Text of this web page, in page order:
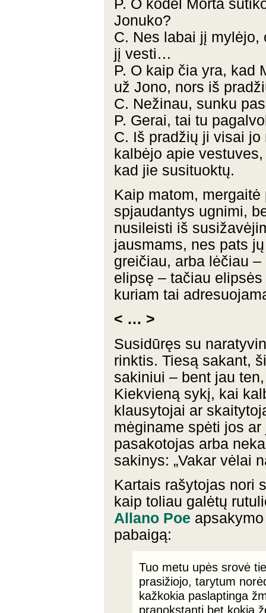
P. O kodėl Morta
Jonuko?
C. Nes labai jį mylėjo,
jį vesti…
P. O kaip čia yra, kad
už Jono, nors iš
C. Nežinau, sunku
P. Gerai, tai tu
C. Iš pradžių ji visai
kalbėjo apie
kad jie susituoktų.
Kaip matom,
spjaudantys ugnimi,
nusileisti iš
jausmams, nes pats
greičiau, arba lėčiau
elipsę – tačiau
kuriam tai
< … >
Susidūręs su
rinktis. Tiesą sakant,
sakiniui – bent jau
Kiekvieną sykį, kai
klausytojai ar
mėginame spėti jos
pasakotojas arba
sakinys: „Vakar vėlai
Kartais rašytojas nori
kaip toliau galėtų
Allano Poe apsakymo
pabaigą:
Tuo metu upės srovė
prasižiojo, tarytum
kažkokia paslaptinga
pranokstanti bet kokią